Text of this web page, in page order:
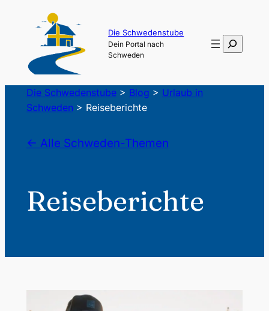
Die Schwedenstube
Dein Portal nach
Schweden
Suchen
Die Schwedenstube> Blog > Urlaub in
Schweden > Reiseberichte
← Alle Schweden-Themen
Reiseberichte